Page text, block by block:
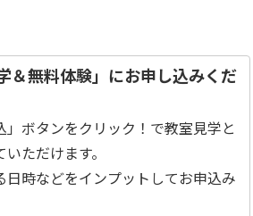
＆無料体験」にお申し込みくだ
ボタンをクリック！で教室見学と
ただけます。
日時などをインプットしてお申込み